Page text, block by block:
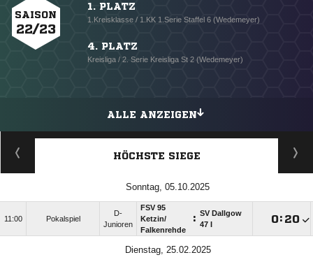
SAISON
22/23
1. PLATZ
1.Kreisklasse / 1.KK 1.Serie Staffel 6 (Wedemeyer)
4. PLATZ
Kreisliga / 2. Serie Kreisliga St 2 (Wedemeyer)
ALLE ANZEIGEN
HÖCHSTE SIEGE
Sonntag, 05.10.2025
11:00 Pokalspiel
D-
Junioren
FSV 95
Ketzin/​
Falkenrehde
: SV Dallgow
47 I
: 
Dienstag, 25.02.2025